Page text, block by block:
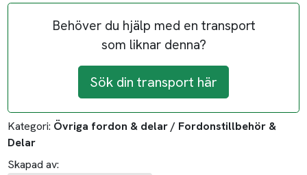
Behöver du hjälp med en transport
som liknar denna?
Sök din transport här
Kategori: Övriga fordon & delar / Fordonstillbehör &
Delar
Skapad av: